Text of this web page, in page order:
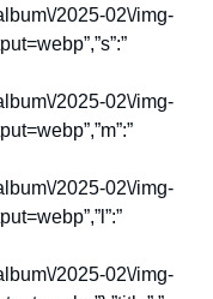
2025-02\/img-
2025-02\/img-
2025-02\/img-
2025-02\/img-